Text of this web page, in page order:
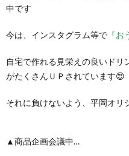
中です
今は、インスタグラム等で 『お
自宅で作れる見栄えの良いド
がたくさんＵＰされています😍
それに負けないよう、平岡オリ
▲商品企画会議中…